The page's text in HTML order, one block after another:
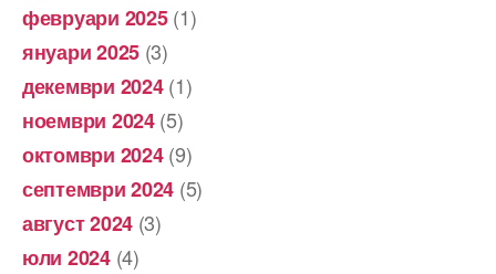
февруари 2025(1)
януари 2025 (3)
декември 2024(1)
ноември 2024(5)
октомври 2024(9)
септември 2024 (5)
август 2024 (3)
юли 2024(4)